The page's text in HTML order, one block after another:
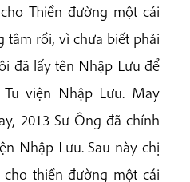
Thiền đường một cái
tâm rồi, vì chưa biết phải
đã lấy tên Nhập Lưu để
viện Nhập Lưu. May
2013 Sư Ông đã chính
Nhập Lưu. Sau này chị
thiền đường một cái